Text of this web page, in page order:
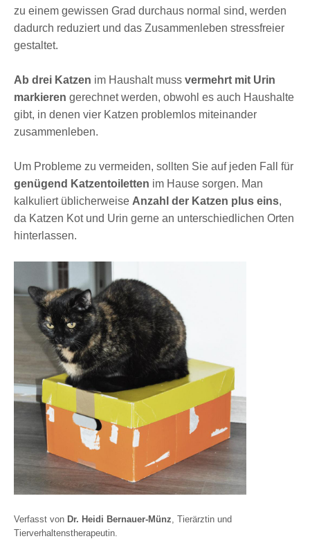
zu einem gewissen Grad durchaus normal sind, werden
dadurch reduziert und das Zusammenleben stressfreier
gestaltet.
Ab drei Katzen im Haushalt muss vermehrt mit Urin
markieren gerechnet werden, obwohl es auch Haushalte
gibt, in denen vier Katzen problemlos miteinander
zusammenleben.
Um Probleme zu vermeiden, sollten Sie auf jeden Fall für
genügend Katzentoiletten im Hause sorgen. Man
kalkuliert üblicherweise Anzahl der Katzen plus eins,
da Katzen Kot und Urin gerne an unterschiedlichen Orten
hinterlassen.
Verfasst von Dr. Heidi Bernauer-Münz , Tierärztin und
Tierverhaltenstherapeutin.